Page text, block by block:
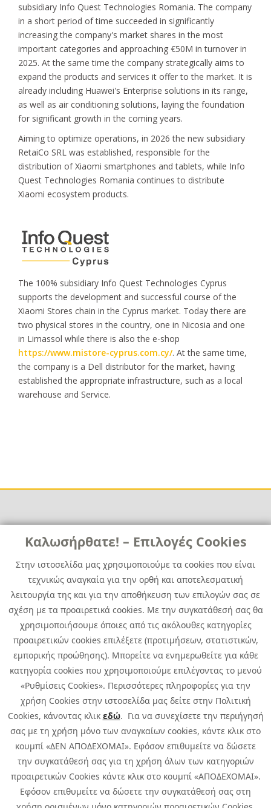
Καλωσήρθατε! – Επιλογές Cookies
Στην ιστοσελίδα μας χρησιμοποιούμε τα cookies που είναι
τεχνικώς αναγκαία για την ορθή και αποτελεσματική
λειτουργία της και για την αποθήκευση των επιλογών σας σε
σχέση με τα προαιρετικά cookies. Με την συγκατάθεσή σας θα
χρησιμοποιήσουμε όποιες από τις ακόλουθες κατηγορίες
προαιρετικών cookies επιλέξετε (προτιμήσεων, στατιστικών,
εμπορικής προώθησης). Μπορείτε να ενημερωθείτε για κάθε
κατηγορία cookies που χρησιμοποιούμε επιλέγοντας το μενού
«Ρυθμίσεις Cookies». Περισσότερες πληροφορίες για την
χρήση Cookies στην ιστοσελίδα μας δείτε στην Πολιτική
Cookies, κάνοντας κλικ εδώ. Για να συνεχίσετε την περιήγησή
σας με τη χρήση μόνο των αναγκαίων cookies, κάντε κλικ στο
κουμπί «ΔΕΝ ΑΠΟΔΕΧΟΜΑΙ». Εφόσον επιθυμείτε να δώσετε
την συγκατάθεσή σας για τη χρήση όλων των κατηγοριών
προαιρετικών Cookies κάντε κλικ στο κουμπί «ΑΠΟΔΕΧΟΜΑΙ».
Εφόσον επιθυμείτε να δώσετε την συγκατάθεσή σας στη
subsidiary Info Quest Technologies Romania. The company
in a short period of time succeeded in significantly
increasing the company's market shares in the most
important categories and approaching €50M in turnover in
2025. At the same time the company strategically aims to
expand the products and services it offer to the market. It is
already including Huawei's Enterprise solutions in its range,
as well as air conditioning solutions, laying the foundation
for significant growth in the coming years.
Aiming to optimize operations, in 2026 the new subsidiary
RetaiCo SRL was established, responsible for the
distribution of Xiaomi smartphones and tablets, while Info
Quest Technologies Romania continues to distribute
Xiaomi ecosystem products.
The 100% subsidiary Info Quest Technologies Cyprus
supports the development and successful course of the
Xiaomi Stores chain in the Cyprus market. Today there are
two physical stores in the country, one in Nicosia and one
in Limassol while there is also the e-shop
https://www.mistore-cyprus.com.cy/. At the same time,
the company is a Dell distributor for the market, having
established the appropriate infrastructure, such as a local
warehouse and Service.
Χρήσιμα
News
Media Kit
Career
Quest Group